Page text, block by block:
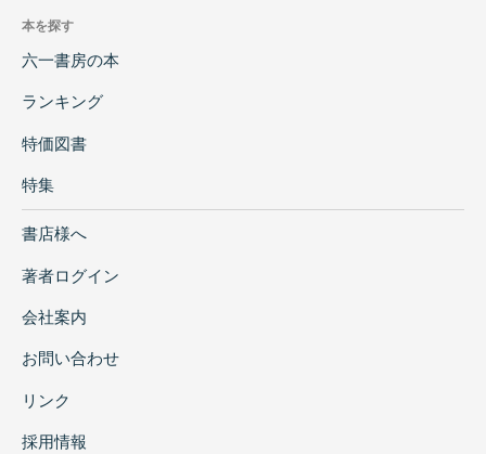
本を探す
六一書房の本
ランキング
特価図書
特集
書店様へ
著者ログイン
会社案内
お問い合わせ
リンク
採用情報